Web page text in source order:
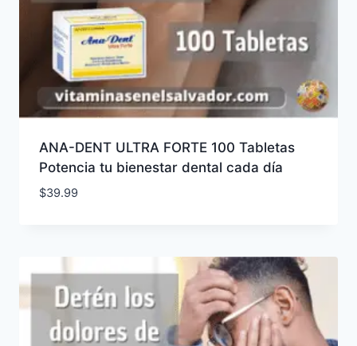
ANA-DENT ULTRA FORTE 100 Tabletas
Potencia tu bienestar dental cada día
$39.99